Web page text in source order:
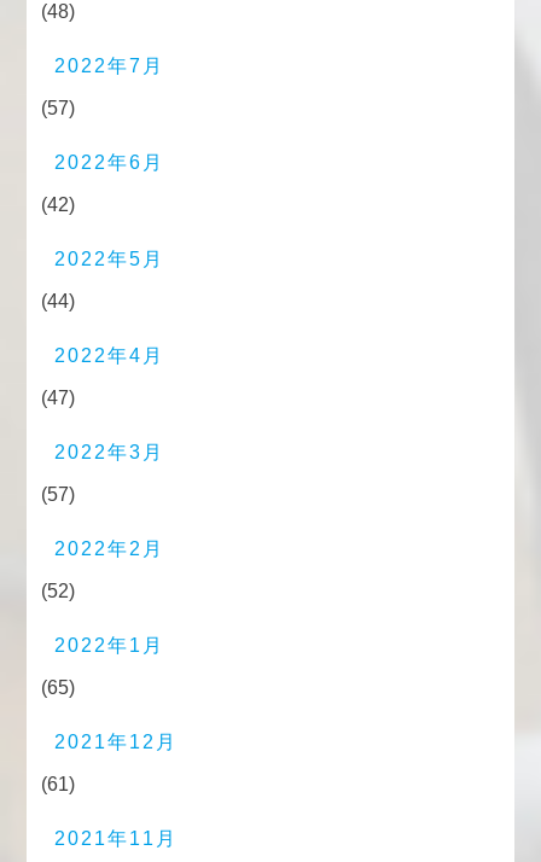
(48)
2022年7月
(57)
2022年6月
(42)
2022年5月
(44)
2022年4月
(47)
2022年3月
(57)
2022年2月
(52)
2022年1月
(65)
2021年12月
(61)
2021年11月